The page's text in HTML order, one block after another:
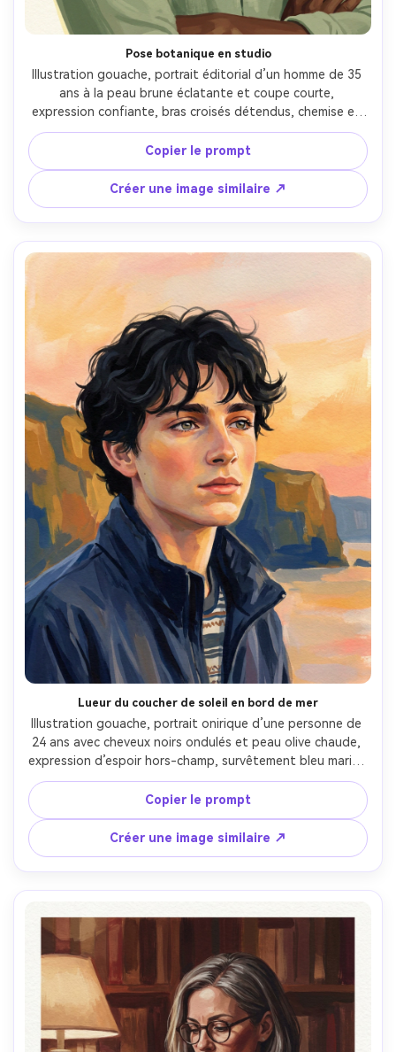
Pose botanique en studio
Illustration gouache, portrait éditorial d’un homme de 35
ans à la peau brune éclatante et coupe courte,
expression confiante, bras croisés détendus, chemise en
lin sauge col ouvert, devant un décor botanique simplifié
de grandes feuilles de monstera, lumière de studio
diffusée avec léger liseré lumineux, fini gouache mat,
couches opaques, silhouette nette, grain de papier
texturé, palette vert et ocre limitée, composition
moderne style affiche, humeur sereine, structure raffinée
du visage et ombrages naturels, objectif 85mm, faible
profondeur de champ --ar 4:5
Copier le prompt
Créer une image similaire ↗
Lueur du coucher de soleil en bord de mer
Illustration gouache, portrait onirique d’une personne de
24 ans avec cheveux noirs ondulés et peau olive chaude,
expression d’espoir hors-champ, survêtement bleu marine
et t-shirt rayé, falaises marines suggérées par de grands
aplats colorés, lumière dorée du coucher de soleil avec
reflets roses, pigment mat et mélanges crémeux, marques
de pinceau visibles, texture papier aquarelle, harmonie
colorée légèrement exagérée, atmosphère aérienne,
maîtrise picturale des contours avec yeux affûtés et joues
douces, humeur romantique, objectif 85mm, faible
Copier le prompt
Créer une image similaire ↗